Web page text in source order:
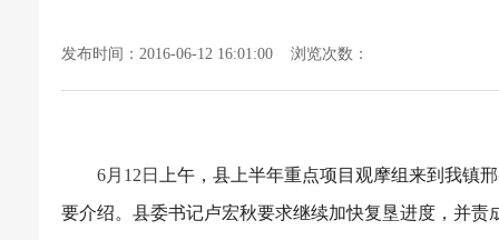
发布时间：2016-06-12 16:01:00 浏览次数：
6月 12 日
上午，县上半年重点项目观摩组来到我镇
要介绍。县委书记卢宏秋要求继续加快复垦进度，并责